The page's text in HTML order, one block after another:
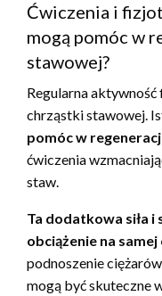
Ćwiczenia i
mogą pomóc w
stawowej?
Regularna
chrząstki stawowej.
pomóc w
ćwiczenia
staw.
Ta dodatkowa siła
obciążenie na
podnoszenie
mogą być skuteczne